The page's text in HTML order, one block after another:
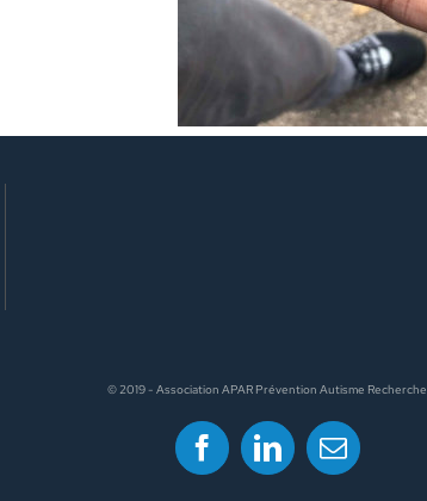
© 2019 - Association APAR Prévention Autisme Recherche
FacebookLinkedIn
Email